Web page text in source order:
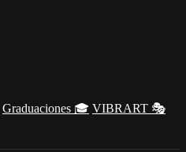
Graduaciones 🎓 VIBRART 🎭